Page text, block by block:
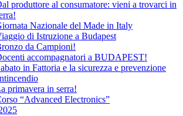
produttore al consumatore: vieni a trovarci in
Nazionale del Made in Italy
di Istruzione a Budapest
da Campioni!
accompagnatori a BUDAPEST!
in Fattoria e la sicurezza e prevenzione
primavera in serra!
“Advanced Electronics”